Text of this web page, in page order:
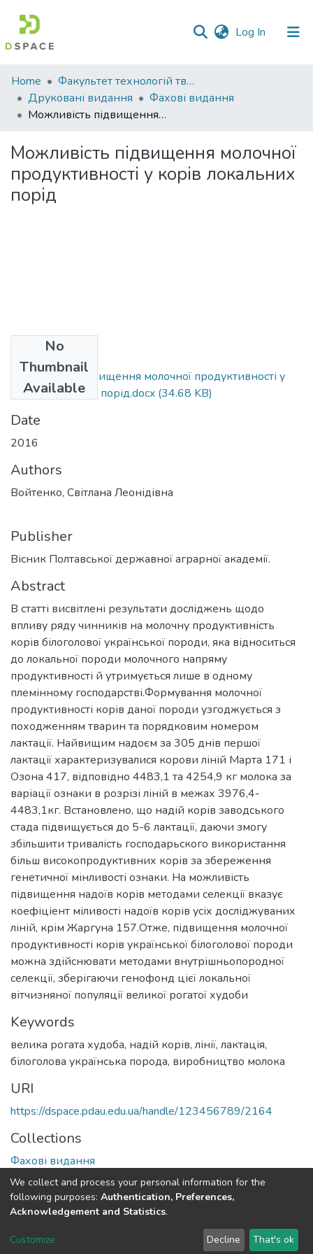
Log In (current)
Communities
&
Collections
Statistics
Home
Факультет технологій тваринництва та продовольства
Друковані видання
Фахові видання
Можливість підвищення молочної продуктивності у корів локальних порід
Можливість підвищення молочної
продуктивності у корів локальних
порід
No
Thumbnail
Available
Можливість підвищення молочної продуктивності у
корів локальних порід.docx (34.68 KB)
Date
2016
Authors
Войтенко, Світлана Леонідівна
Publisher
Вісник Полтавської державної аграрної академії.
Abstract
В статті висвітлені результати досліджень щодо
впливу ряду чинників на молочну продуктивність
корів білоголової української породи, яка відноситься
до локальної породи молочного напряму
продуктивності й утримується лише в одному
племінному господарстві.Формування молочної
продуктивності корів даної породи узгоджується з
походженням тварин та порядковим номером
лактації. Найвищим надоєм за 305 днів першої
лактації характеризувалися корови ліній Марта 171 і
Озона 417, відповідно 4483,1 та 4254,9 кг молока за
варіації ознаки в розрізі ліній в межах 3976,4-
4483,1кг. Встановлено, що надій корів заводського
стада підвищується до 5-6 лактації, даючи змогу
збільшити тривалість господарьского використання
більш високопродуктивних корів за збереження
генетичної мінливості ознаки. На можливість
підвищення надоїв корів методами селекції вказує
коефіціент міливості надоїв корів усіх досліджуваних
ліній, крім Жаргуна 157.Отже, підвищення молочної
продуктивності корів української білоголової породи
можна здійснювати методами внутрішньопородної
селекції, зберігаючи генофонд цієї локальної
вітчизняної популяції великої рогатої худоби
Keywords
велика рогата худоба, надій корів, лінії, лактація,
білоголова українська порода, виробництво молока
URI
https://dspace.pdau.edu.ua/handle/123456789/2164
Collections
Фахові видання
Full item page
DSpace software copyright © 2002-2026 LYRASIS
Send Feedback
We collect and process your personal information for the
following purposes: Authentication, Preferences,
Acknowledgement and Statistics.
Customize Decline That's ok